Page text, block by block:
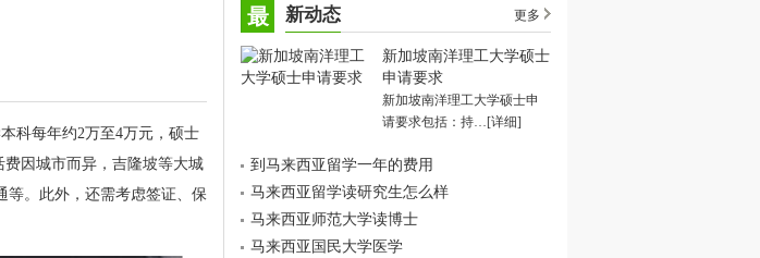
科每年约2万至4万元，硕士
费因城市而异，吉隆坡等大城
等。此外，还需考虑签证、保
最 新动态 更多
新加坡南洋理工大学硕士
申请要求
新加坡南洋理工大学硕士申
请要求包括：持…[详细]
到马来西亚留学一年的费用
马来西亚留学读研究生怎么样
马来西亚师范大学读博士
马来西亚国民大学医学